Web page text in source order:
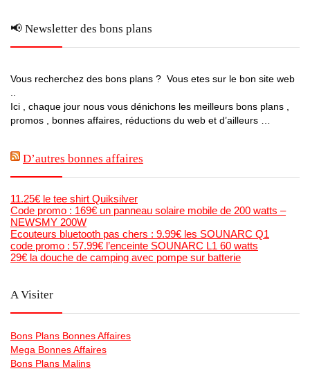
📢 Newsletter des bons plans
Vous recherchez des bons plans ? Vous etes sur le bon site web
Ici , chaque jour nous vous dénichons les meilleurs bons plans ,
promos , bonnes affaires, réductions du web et d’ailleurs …
D’autres bonnes affaires
11.25€ le tee shirt Quiksilver
Code promo : 169€ un panneau solaire mobile de 200 watts –
NEWSMY 200W
Ecouteurs bluetooth pas chers : 9.99€ les SOUNARC Q1
code promo : 57.99€ l’enceinte SOUNARC L1 60 watts
29€ la douche de camping avec pompe sur batterie
A Visiter
Bons Plans Bonnes Affaires
Mega Bonnes Affaires
Bons Plans Malins